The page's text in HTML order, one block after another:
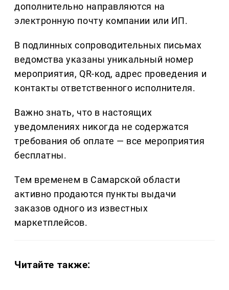
дополнительно направляются на
электронную почту компании или ИП.
В подлинных сопроводительных письмах
ведомства указаны уникальный номер
мероприятия, QR-код, адрес проведения и
контакты ответственного исполнителя.
Важно знать, что в настоящих
уведомлениях никогда не содержатся
требования об оплате — все мероприятия
бесплатны.
Тем временем в Самарской области
активно продаются пункты выдачи
заказов одного из известных
маркетплейсов.
Читайте также: